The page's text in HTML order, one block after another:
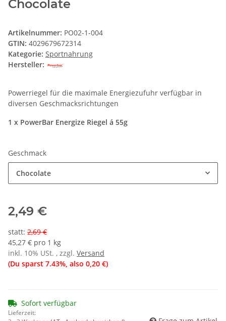
Chocolate
Artikelnummer: PO02-1-004
GTIN: 4029679672314
Kategorie: Sportnahrung
Hersteller:
Powerriegel für die maximale Energiezufuhr verfügbar in
diversen Geschmacksrichtungen
1 x PowerBar Energize Riegel á 55g
Geschmack
Chocolate
2,49 €
statt: 2,69 €
45,27 € pro 1 kg
inkl. 10% USt. , zzgl. Versand
(Du sparst 7.43%, also 0,20 €)
Sofort verfügbar
Lieferzeit: